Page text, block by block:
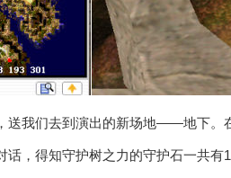
送我们去到演出的新场地——地下。
话，得知守护树之力的守护石一共